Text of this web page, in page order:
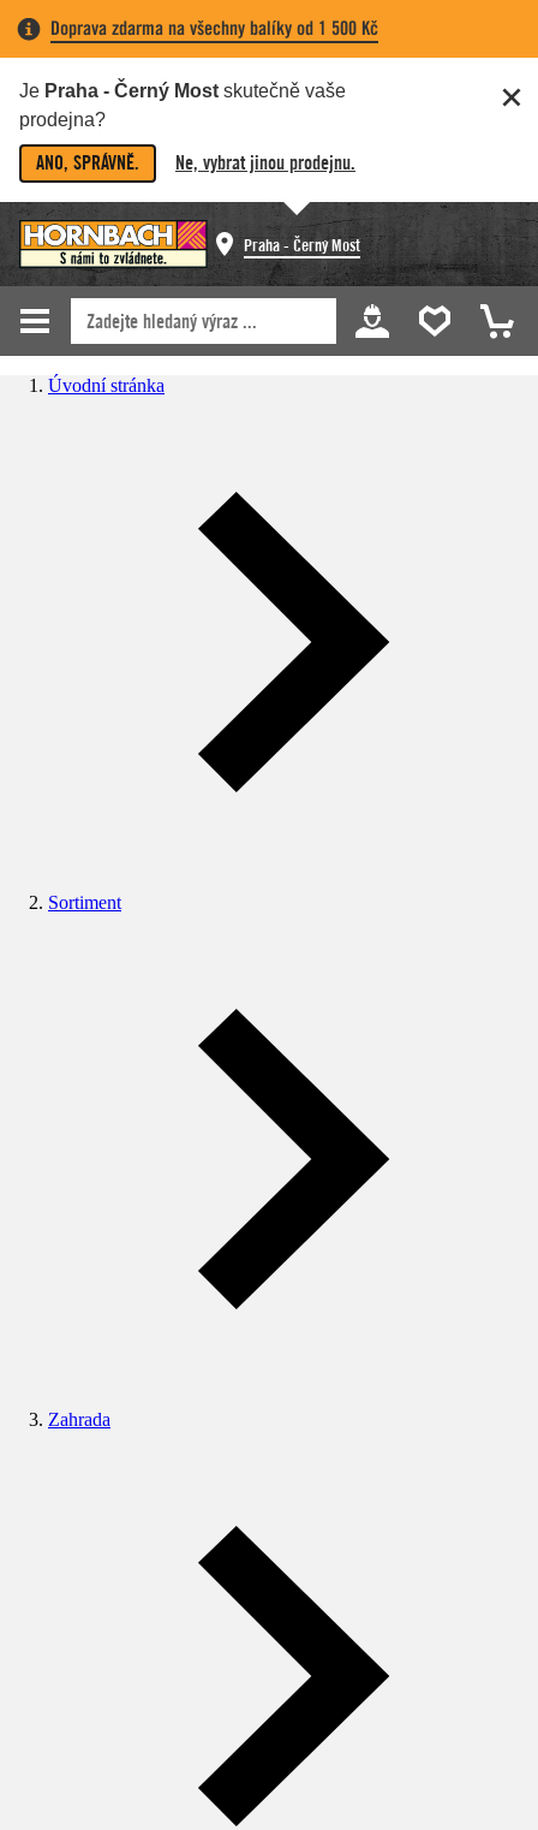
Doprava zdarma na všechny balíky od 1 500 Kč
Je Praha - Černý Most skutečně vaše
prodejna?
ANO, SPRÁVNĚ. Ne, vybrat jinou prodejnu.
Praha - Černý Most
Úvodní stránka
Sortiment
Zahrada